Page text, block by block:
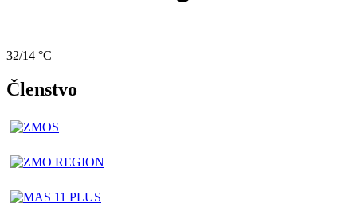
32/14 °C
Členstvo